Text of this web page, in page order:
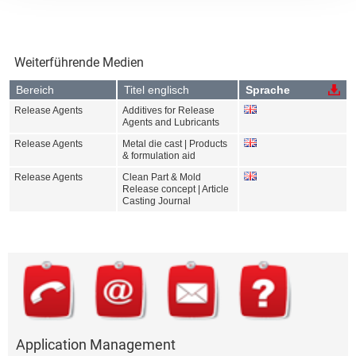
Weiterführende Medien
Bereich Titel englisch Sprache
Release Agents
Additives for Release
Agents and Lubricants
Release Agents
Metal die cast | Products
& formulation aid
Release Agents
Clean Part & Mold
Release concept | Article
Casting Journal
Application Management